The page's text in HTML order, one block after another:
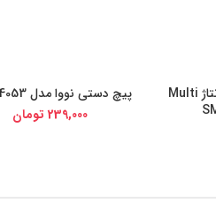
گیره سومو مدل بازویی مونتاژ Multi
خرید از دیجی کالا
پیچ دستی نووا مدل NTF-4053
239,000 تومان